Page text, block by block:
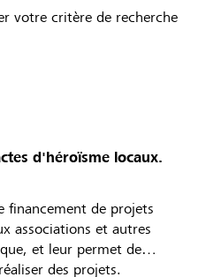
votre critère de recherche
d'héroïsme locaux.
financement de projets
associations et autres
et leur permet de
des projets.